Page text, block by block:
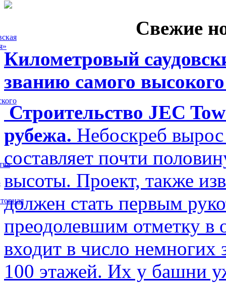
Свежие
Километровый
званию самого
Строительство JEC
рубежа. Небоскреб
составляет почти
высоты. Проект, также
должен стать первым
преодолевшим отметку в
входит в число
100 этажей. Их у башни